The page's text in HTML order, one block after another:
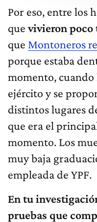
Por eso, entre los
quevivieron poco
que Montoneros
porque estaba
momento,
ejército y se
distintos lugares
que era el
momento. Los
muy baja
empleada de YPF.
En tu
pruebas que